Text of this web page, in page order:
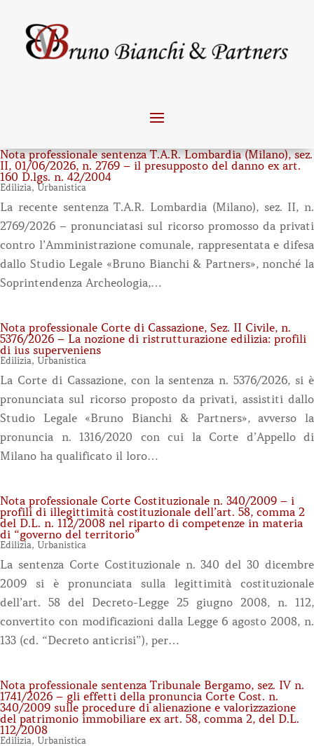
Nota professionale sentenza T.A.R. Lombardia (Milano), sez.
II, 01/06/2026, n. 2769 – il presupposto del danno ex art.
160 D.lgs. n. 42/2004
Edilizia, Urbanistica
La recente sentenza T.A.R. Lombardia (Milano), sez. II, n.
2769/2026 – pronunciatasi sul ricorso promosso da privati
contro l’Amministrazione comunale, rappresentata e difesa
dallo Studio Legale «Bruno Bianchi & Partners», nonché la
Soprintendenza Archeologia,…
Nota professionale Corte di Cassazione, Sez. II Civile, n.
5376/2026 – La nozione di ristrutturazione edilizia: profili
di ius superveniens
Edilizia, Urbanistica
La Corte di Cassazione, con la sentenza n. 5376/2026, si è
pronunciata sul ricorso proposto da privati, assistiti dallo
Studio Legale «Bruno Bianchi & Partners», avverso la
pronuncia n. 1316/2020 con cui la Corte d’Appello di
Milano ha qualificato il loro…
Nota professionale Corte Costituzionale n. 340/2009 – i
profili di illegittimità costituzionale dell’art. 58, comma 2
del D.L. n. 112/2008 nel riparto di competenze in materia
di “governo del territorio”
Edilizia, Urbanistica
La sentenza Corte Costituzionale n. 340 del 30 dicembre
2009 si è pronunciata sulla legittimità costituzionale
dell’art. 58 del Decreto-Legge 25 giugno 2008, n. 112,
convertito con modificazioni dalla Legge 6 agosto 2008, n.
133 (cd. “Decreto anticrisi”), per…
Nota professionale sentenza Tribunale Bergamo, sez. IV n.
1741/2026 – gli effetti della pronuncia Corte Cost. n.
340/2009 sulle procedure di alienazione e valorizzazione
del patrimonio immobiliare ex art. 58, comma 2, del D.L.
112/2008
Edilizia, Urbanistica